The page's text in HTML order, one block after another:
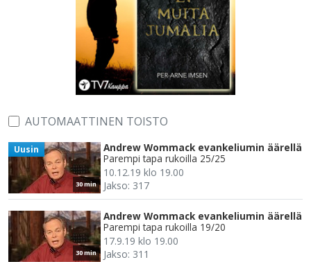
AUTOMAATTINEN TOISTO
30 min
Uusin
Andrew Wommack evankeliumin äärellä
Parempi tapa rukoilla 25/25
10.12.19 klo 19.00
Jakso: 317
30 min
Andrew Wommack evankeliumin äärellä
Parempi tapa rukoilla 19/20
17.9.19 klo 19.00
Jakso: 311